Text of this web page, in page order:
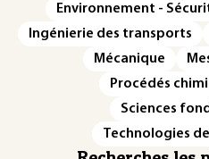
Environnement -
Ingénierie des transports
Mécanique
Procédés
Sciences
Technologies